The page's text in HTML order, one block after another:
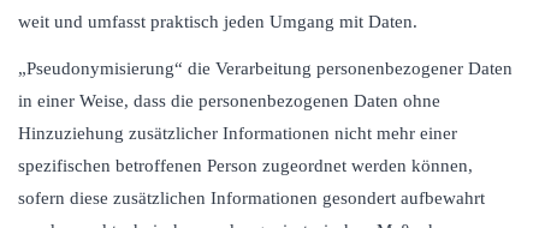
weit und umfasst praktisch jeden Umgang mit Daten.
„Pseudonymisierung“ die Verarbeitung personenbezogener Daten
in einer Weise, dass die personenbezogenen Daten ohne
Hinzuziehung zusätzlicher Informationen nicht mehr einer
spezifischen betroffenen Person zugeordnet werden können,
sofern diese zusätzlichen Informationen gesondert aufbewahrt